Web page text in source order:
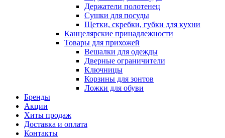
Держатели полотенец
Сушки для посуды
Щетки, скребки, губки для кухни
Канцелярские принадлежности
Товары для прихожей
Вешалки для одежды
Дверные ограничители
Ключницы
Корзины для зонтов
Ложки для обуви
Бренды
Акции
Хиты продаж
Доставка и оплата
Контакты